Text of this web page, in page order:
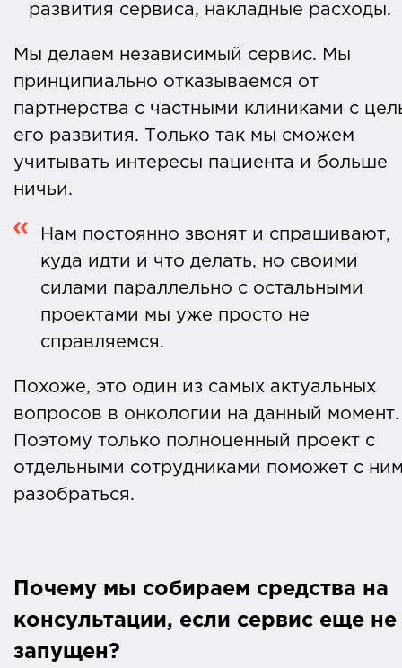
развития сервиса, накладные расходы.
Мы делаем независимый сервис. Мы
принципиально отказываемся от
партнерства с частными клиниками с
его развития. Только так мы сможем
учитывать интересы пациента и больше
ничьи.
Нам постоянно звонят и спрашивают,
куда идти и что делать, но своими
силами параллельно с остальными
проектами мы уже просто не
справляемся.
Похоже, это один из самых актуальных
вопросов в онкологии на данный момент.
Поэтому только полноценный проект с
отдельными сотрудниками поможет с
разобраться.
Почему мы собираем средства на
консультации, если сервис еще не
запущен?